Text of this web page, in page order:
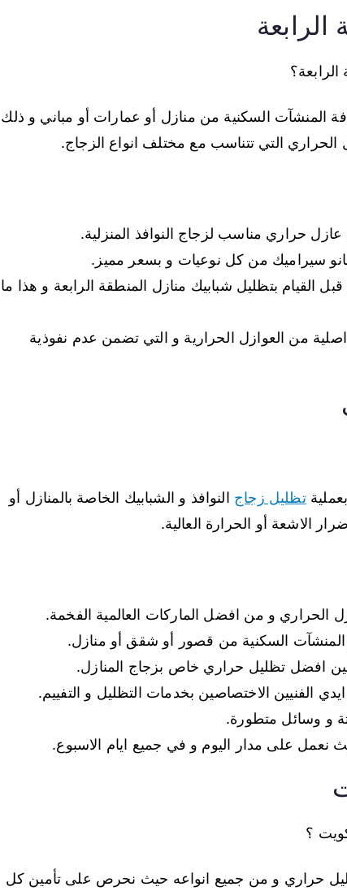
المنشآت السكنية من منازل أو عمارات أو مباني و ذلك
الحراري التي تتناسب مع مختلف انواع الزجاج.
حراري مناسب لزجاج النوافذ المنزلية.
بتظليل شبابيك منازل المنطقة الرابعة و هذا ما
اصلية من العوازل الحرارية و التي تضمن عدم نفوذية
تظليل زجاج النوافذ و الشبابيك الخاصة بالمنازل أو
الاشعة أو الحرارة العالية.
الحراري و من افضل الماركات العالمية الفخمة.
المنشآت السكنية من قصور أو شقق أو منازل.
افضل تظليل حراري خاص بزجاج المنازل.
الفنيين الاختصاصين بخدمات التظليل و التفييم.
و وسائل متطورة.
نعمل على مدار اليوم و في جميع ايام الاسبوع.
؟
حراري و من جميع انواعه حيث نحرص على تأمين كل